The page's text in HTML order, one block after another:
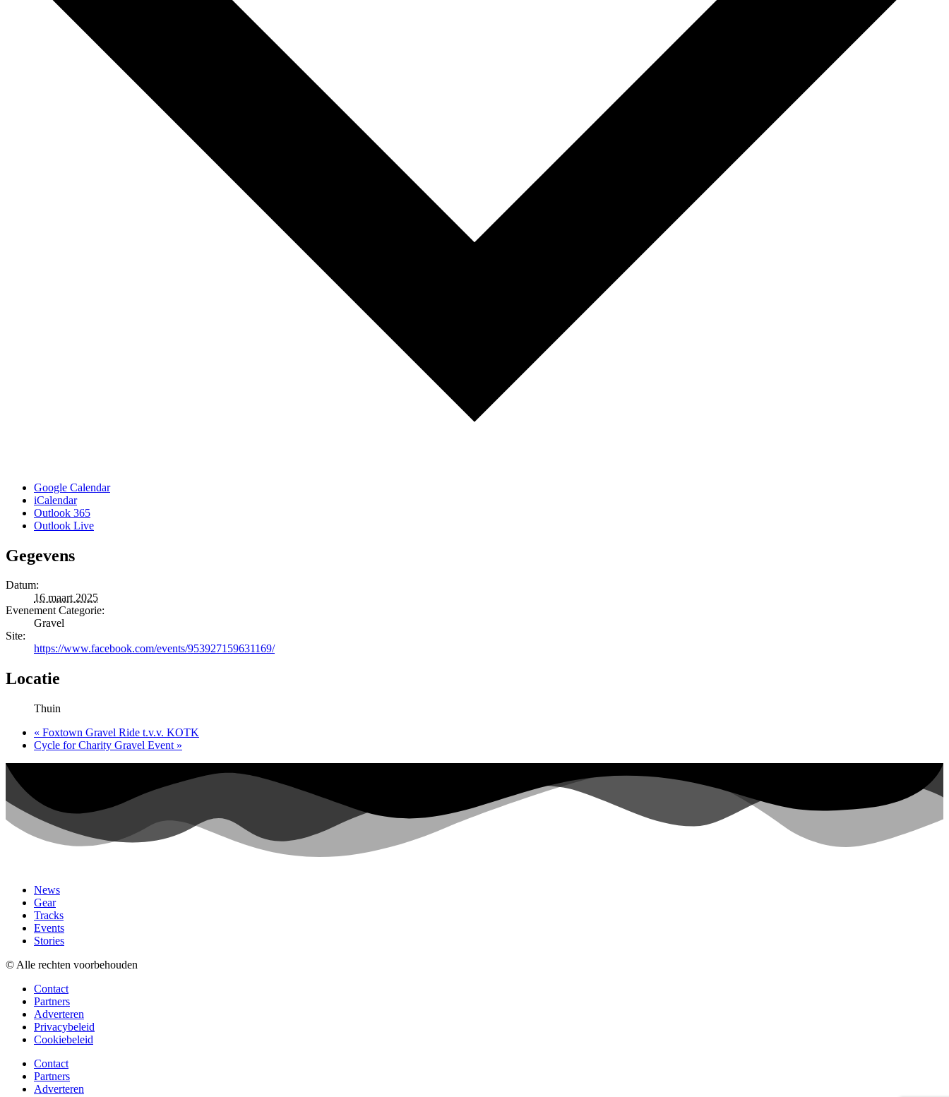
Google Calendar
iCalendar
Outlook 365
Outlook Live
Gegevens
Datum:
16 maart 2025
Evenement Categorie:
Gravel
Site:
https://www.facebook.com/events/953927159631169/
Locatie
Thuin
« Foxtown Gravel Ride t.v.v. KOTK
Cycle for Charity Gravel Event »
News
Gear
Tracks
Events
Stories
© Alle rechten voorbehouden
Contact
Partners
Adverteren
Privacybeleid
Cookiebeleid
Contact
Partners
Adverteren